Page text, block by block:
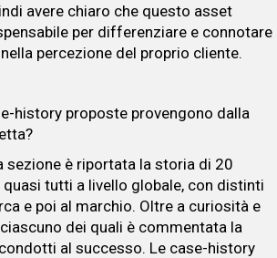
avere chiaro che questo asset
per differenziare e connotare
percezione del proprio cliente.
history proposte provengono dalla
sezione è riportata la storia di 20
tutti a livello globale, con distinti
e poi al marchio. Oltre a curiosità e
dei quali è commentata la
al successo. Le case-history